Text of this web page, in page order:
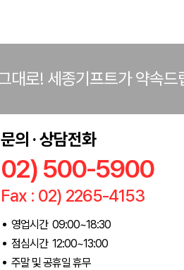
대로! 세종기프트가 약속드
문의 · 상담전화
02) 500-5900
Fax : 02) 2265-4153
영업시간 09:00~18:30
점심시간 12:00~13:00
주말 및 공휴일 휴무